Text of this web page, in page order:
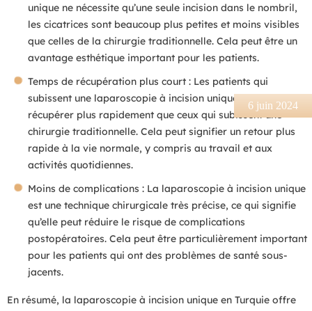
6 juin 2024
unique ne nécessite qu’une seule incision dans le nombril,
les cicatrices sont beaucoup plus petites et moins visibles
que celles de la chirurgie traditionnelle. Cela peut être un
avantage esthétique important pour les patients.
Temps de récupération plus court : Les patients qui
subissent une laparoscopie à incision unique ont tendance à
récupérer plus rapidement que ceux qui subissent une
chirurgie traditionnelle. Cela peut signifier un retour plus
rapide à la vie normale, y compris au travail et aux
activités quotidiennes.
Moins de complications : La laparoscopie à incision unique
est une technique chirurgicale très précise, ce qui signifie
qu’elle peut réduire le risque de complications
postopératoires. Cela peut être particulièrement important
pour les patients qui ont des problèmes de santé sous-
jacents.
En résumé, la laparoscopie à incision unique en Turquie offre